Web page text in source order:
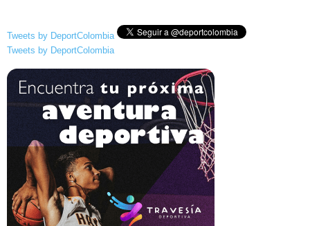
Tweets by DeportColombia
Tweets by DeportColombia